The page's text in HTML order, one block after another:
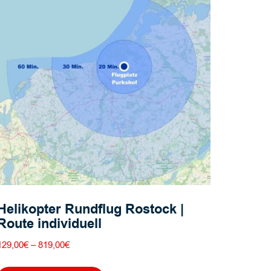
Rundflug Rostock |
individuell
€ –819,00€Preisspanne: